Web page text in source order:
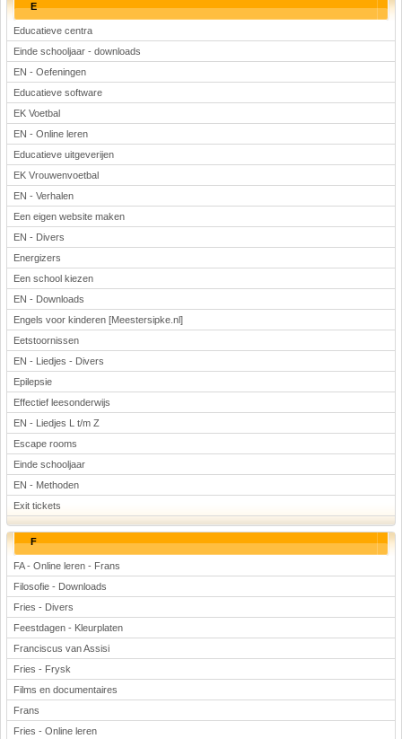
E
Educatieve centra
Einde schooljaar - downloads
EN - Oefeningen
Educatieve software
EK Voetbal
EN - Online leren
Educatieve uitgeverijen
EK Vrouwenvoetbal
EN - Verhalen
Een eigen website maken
EN - Divers
Energizers
Een school kiezen
EN - Downloads
Engels voor kinderen [Meestersipke.nl]
Eetstoornissen
EN - Liedjes - Divers
Epilepsie
Effectief leesonderwijs
EN - Liedjes L t/m Z
Escape rooms
Einde schooljaar
EN - Methoden
Exit tickets
F
FA - Online leren - Frans
Filosofie - Downloads
Fries - Divers
Feestdagen - Kleurplaten
Franciscus van Assisi
Fries - Frysk
Films en documentaires
Frans
Fries - Online leren